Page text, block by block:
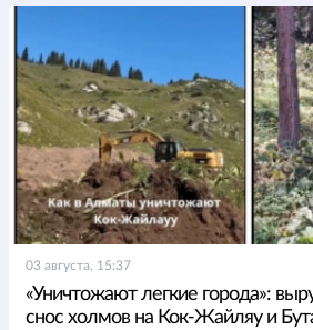
03 августа, 15:37
«Уничтожают легкие города»:
снос холмов на Кок-Жайляу и